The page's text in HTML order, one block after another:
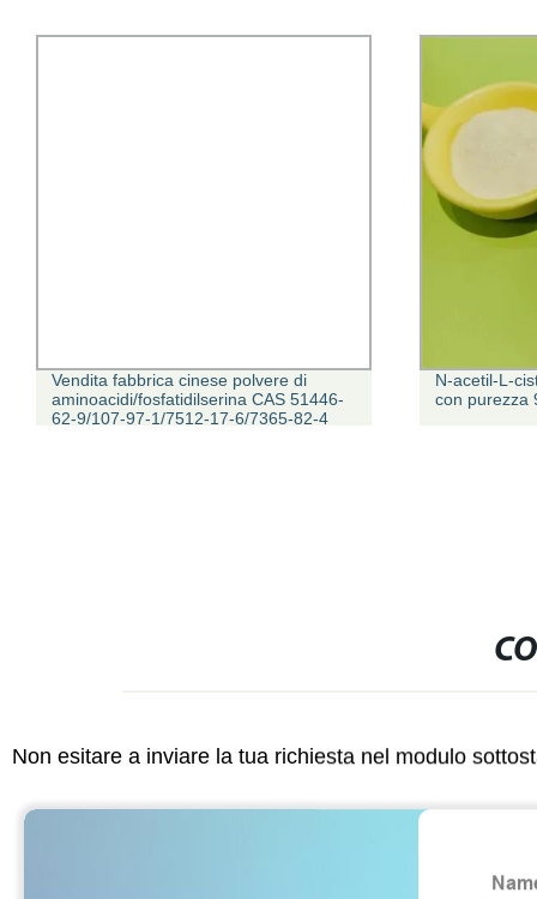
Vendita fabbrica cinese polvere di
aminoacidi/fosfatidilserina CAS 51446-
62-9/107-97-1/7512-17-6/7365-82-4
N-acetil-L-
con purezza
Non esitare a inviare la tua richiesta nel modulo